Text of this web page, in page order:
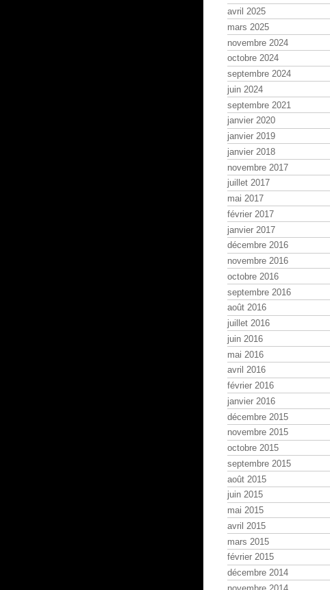
avril 2025
mars 2025
novembre 2024
octobre 2024
septembre 2024
juin 2024
septembre 2021
janvier 2020
janvier 2019
janvier 2018
novembre 2017
juillet 2017
mai 2017
février 2017
janvier 2017
décembre 2016
novembre 2016
octobre 2016
septembre 2016
août 2016
juillet 2016
juin 2016
mai 2016
avril 2016
février 2016
janvier 2016
décembre 2015
novembre 2015
octobre 2015
septembre 2015
août 2015
juin 2015
mai 2015
avril 2015
mars 2015
février 2015
décembre 2014